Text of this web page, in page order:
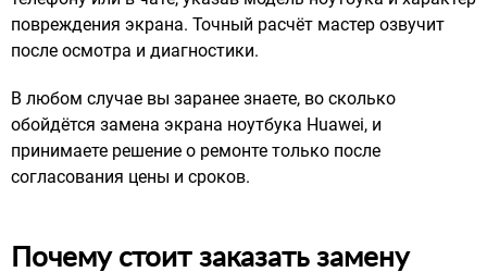
повреждения экрана. Точный расчёт мастер озвучит
после осмотра и диагностики.
В любом случае вы заранее знаете, во сколько
обойдётся замена экрана ноутбука Huawei, и
принимаете решение о ремонте только после
согласования цены и сроков.
Почему стоит заказать замену